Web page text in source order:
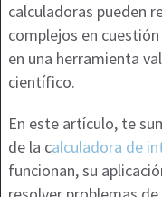
calculadoras pueden
complejos en
en una herramienta
científico.
En este artículo, te
de la calculadora de
funcionan, su